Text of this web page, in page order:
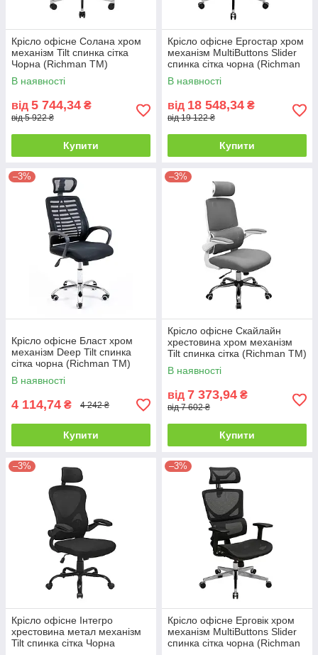
Крісло офісне Солана хром
механізм Tilt спинка сітка
Чорна (Richman ТМ)
В наявності
від 5 744,34 ₴
від 5 922 ₴
Купити
Крісло офісне Ергостар хром
механізм MultiButtons Slider
спинка сітка чорна (Richman
ТМ)
В наявності
від 18 548,34 ₴
від 19 122 ₴
Купити
–3%
Крісло офісне Бласт хром
механізм Deep Tilt спинка
сітка чорна (Richman ТМ)
В наявності
4 114,74 ₴ 4 242 ₴
Купити
–3%
Крісло офісне Скайлайн
хрестовина хром механізм
Tilt спинка сітка (Richman ТМ)
В наявності
від 7 373,94 ₴
від 7 602 ₴
Купити
–3%
Крісло офісне Інтегро
хрестовина метал механізм
Tilt спинка сітка Чорна
–3%
Крісло офісне Ерговік хром
механізм MultiButtons Slider
спинка сітка чорна (Richman